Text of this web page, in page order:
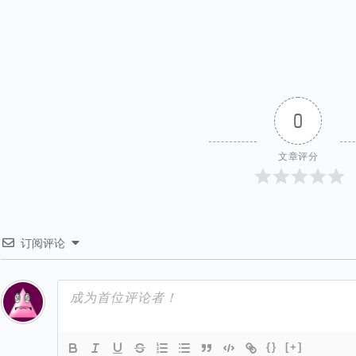
0
文章评分
订阅评论
{} [+]